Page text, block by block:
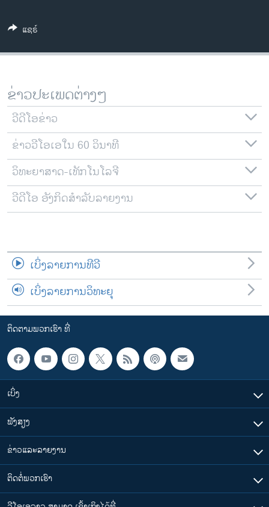
ພາສາອັງກິດ
ລາຍການກະຈາຍສຽງ
ລາຍງານ
ຕິດຕາມພວກເຮົາ ທີ່
ພາສາຕ່າງໆ
ແຊຣ໌
ຂ່າວປະເພດຕ່າງໆ
ວີດີໂອຂ່າວ
ຂ່າວວີໂອເອໃນ 60 ວິນາທີ
ວິທະຍາສາດ-ເທັກໂນໂລຈີ
ວີດີໂອ ອັງກິດສຳລັບລາຍງານ
ເບິ່ງລາຍການທີວີ
ເບິ່ງລາຍການວິທະຍຸ
ຕິດຕາມພວກເຮົາ ທີ່
ເບິ່ງ
ຟັງສຽງ
ຂ່າວແລະລາຍງານ
ຕິດຕໍ່ພວກເຮົາ